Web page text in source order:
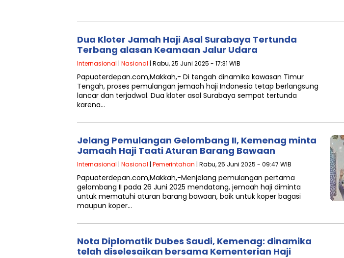
Dua Kloter Jamah Haji Asal Surabaya Tertunda
Terbang alasan Keamaan Jalur Udara
Internasional | Nasional | Rabu, 25 Juni 2025 - 17:31 WIB
Papuaterdepan.com,Makkah,- Di tengah dinamika kawasan Timur
Tengah, proses pemulangan jemaah haji Indonesia tetap berlangsung
lancar dan terjadwal. Dua kloter asal Surabaya sempat tertunda
karena…
Jelang Pemulangan Gelombang II, Kemenag minta
Jamaah Haji Taati Aturan Barang Bawaan
Internasional | Nasional | Pemerintahan | Rabu, 25 Juni 2025 - 09:47 WIB
Papuaterdepan.com,Makkah,-Menjelang pemulangan pertama
gelombang II pada 26 Juni 2025 mendatang, jemaah haji diminta
untuk mematuhi aturan barang bawaan, baik untuk koper bagasi
maupun koper…
Nota Diplomatik Dubes Saudi, Kemenag: dinamika
telah diselesaikan bersama Kementerian Haji